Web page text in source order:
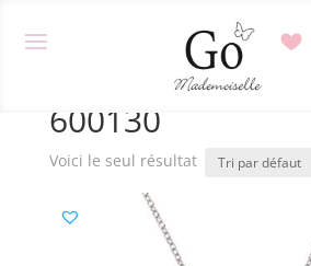
/ Produit Référence / 600130
600130
Voici le seul résultat